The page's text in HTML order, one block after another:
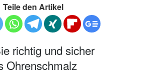
Teile den Artikel
richtig und sicher
Ohrenschmalz